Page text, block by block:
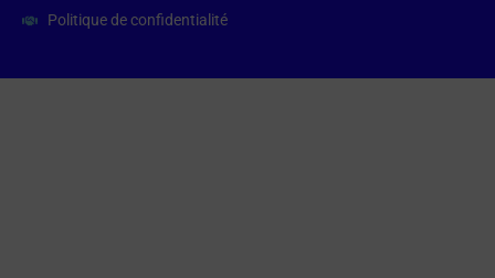
Politique de confidentialité